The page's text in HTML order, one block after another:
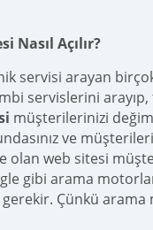
Nasıl Açılır?
servisi arayan
servislerini
müşterilerinizi değim
ve
olan web sitesi
gibi arama
Çünkü